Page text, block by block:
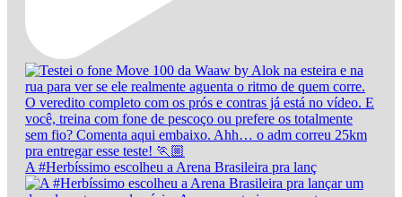
A #Herbíssimo escolheu a Arena Brasileira pra lanç